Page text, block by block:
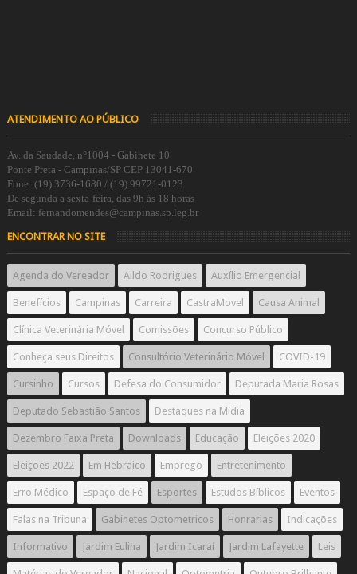
ATENDIMENTO AO PÚBLICO
Av. da Saudade, n°1004 - Gabinete 10
Ponte Preta - Campinas/SP CEP 13041-670
Fone: (19) 3736-1680 / (19) 99721-0123
De segunda a sexta-feira, das 9h às 18 horas
Email: fernandomendes@campinas.sp.leg.br
ENCONTRAR NO SITE
Agenda do Vereador Aildo Rodrigues Auxílio Emergencial
Benefícios Campinas Carreira CastraMovel Causa Animal
Clínica Veterinária Móvel Comissões Concurso Público
Conheça seus Direitos Consultório Veterinário Móvel COVID-19
Cursinho Cursos Defesa do Consumidor Deputada Maria Rosas
Deputado Sebastião Santos Destaques na Mídia
Dezembro Faixa Preta Downloads Educação Eleições 2020
Eleições 2022 Em Hebraico Emprego Entretenimento
Erro Médico Espaço de Fé Esportes Estudos Bíblicos Eventos
Falas na Tribuna Gabinetes Optometricos Honrarias Indicações
Informativo Jardim Eulina Jardim Icaraí Jardim Lafayette Leis